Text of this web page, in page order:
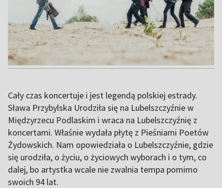
Cały czas koncertuje i jest legendą polskiej estrady.
Sława Przybylska Urodziła się na Lubelszczyźnie w
Międzyrzecu Podlaskim i wraca na Lubelszczyźnię z
koncertami. Właśnie wydała płytę z Pieśniami Poetów
Żydowskich. Nam opowiedziała o Lubelszczyźnie, gdzie
się urodziła, o życiu, o życiowych wyborach i o tym, co
dalej, bo artystka wcale nie zwalnia tempa pomimo
swoich 94 lat.